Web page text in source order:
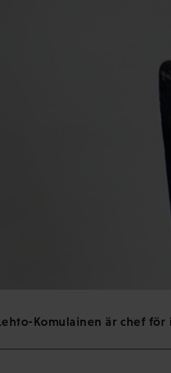
Komulainen är chef